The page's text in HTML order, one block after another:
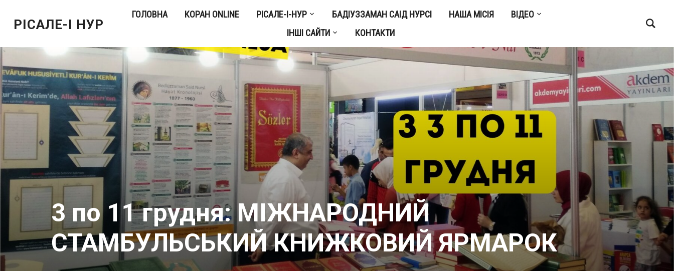
РІСАЛЕ-І НУР
ГОЛОВНА КОРАН ONLINE РІСАЛЕ-І-НУР БАДІУЗЗАМАН САІД НУРСІ НАША МІСІЯ
ВІДЕО
ІНШІ САЙТИ
КОНТАКТИ
3 по 11 грудня: МІЖНАРОДНИЙ
СТАМБУЛЬСЬКИЙ КНИЖКОВИЙ ЯРМАРОК